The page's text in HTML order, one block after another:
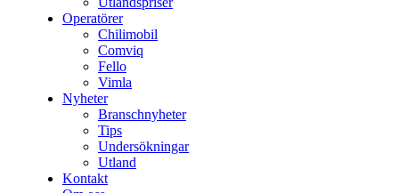
Operatörer
Chilimobil
Comviq
Fello
Vimla
Nyheter
Branschnyheter
Tips
Undersökningar
Utland
Kontakt